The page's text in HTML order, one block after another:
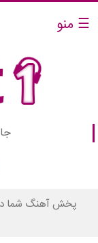
☰ منو
پخش آهنگ شما